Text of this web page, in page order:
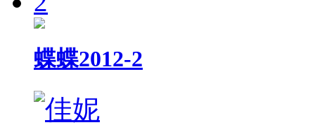
蝶蝶2012-2